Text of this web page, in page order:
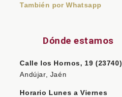
También por Whatsapp
Dónde estamos
Calle los Hornos, 19 (23740)
Andújar, Jaén
Horario Lunes a Viernes